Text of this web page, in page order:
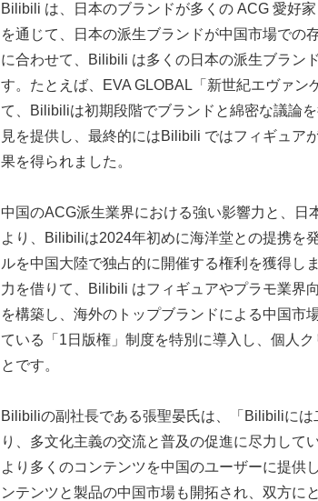
Bilibili は、日本のブランドが多くの ACG 愛好
を通じて、日本の派生ブランドが中国市場での
に合わせて、Bilibili は多くの日本の派生ブラン
す。たとえば、EVA GLOBAL「新世紀エヴァ
て、Bilibiliは初期段階でブランドと綿密な議論
見を提供し、最終的にはBilibili ではフィギュア
果を得られました。
中国のACG派生業界における強い影響力と、
より、Bilibiliは2024年初めに海洋堂との提携を
ルを中国大陸で独占的に開催する権利を獲得し
力を借りて、Bilibili はフィギュアやプラモ業界
を構築し、海外のトップブランドによる中国市
ている「1日版権」制度を特別に導入し、個人
とです。
Bilibiliの副社長である張聖晏氏は、「Bilibiliに
り、多文化主義の交流と普及の促進に尽力して
より多くのコンテンツを中国のユーザーに提供
ンテンツと製品の中国市場も開拓され、双方に